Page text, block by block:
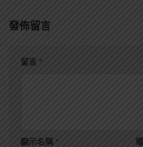
發佈留言
留言 *
顯示名稱 *